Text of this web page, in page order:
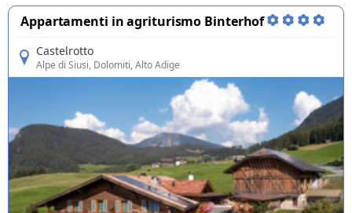
Appartamenti in agriturismo Binterhof
Castelrotto
Alpe di Siusi, Dolomiti, Alto Adige